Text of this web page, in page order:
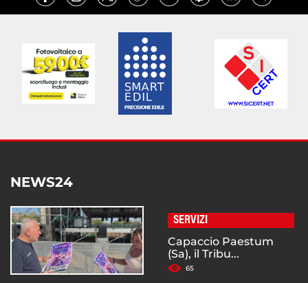
NEWS24
SERVIZI
Capaccio Paestum
(Sa), il Tribu...
65